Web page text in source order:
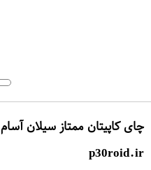
چای کاپیتان ممتاز سیلان آسام مقدار 100 گرم
p30roid.ir